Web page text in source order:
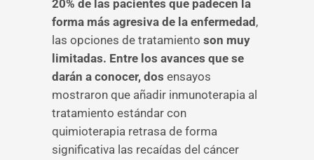
20% de las pacientes que padecen la
forma más agresiva de la enfermedad ,
las opciones de tratamiento son muy
limitadas. Entre los avances que se
darán a conocer, dos ensayos
mostraron que añadir inmunoterapia al
tratamiento estándar con
quimioterapia retrasa de forma
significativa las recaídas del cáncer